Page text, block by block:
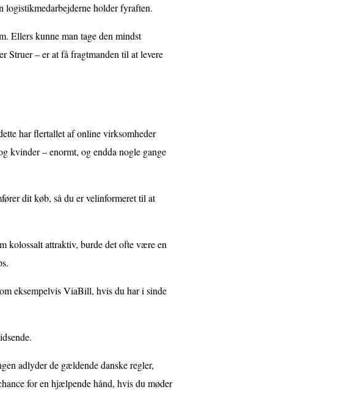
logistikmedarbejderne holder fyraften.
Ellers kunne man tage den mindst
– er at få fragtmanden til at levere
har flertallet af online virksomheder
kvinder – enormt, og endda nogle gange
dit køb, så du er velinformeret til at
kolossalt attraktiv, burde det ofte være en
eksempelvis ViaBill, hvis du har i sinde
adlyder de gældende danske regler,
for en hjælpende hånd, hvis du møder